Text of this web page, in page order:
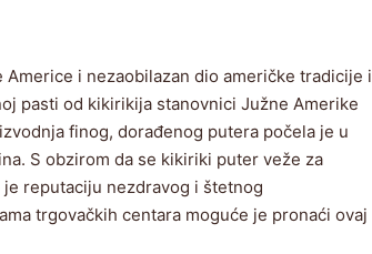
i nezaobilazan dio američke tradicije i
pasti od kikirikija stanovnici Južne Amerike
finog, dorađenog putera počela je u
S obzirom da se kikiriki puter veže za
reputaciju nezdravog i štetnog
trgovačkih centara moguće je pronaći ovaj